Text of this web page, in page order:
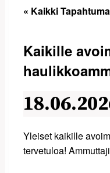
« Kaikki
Kaikille
Yleiset kaikille
tervetuloa!